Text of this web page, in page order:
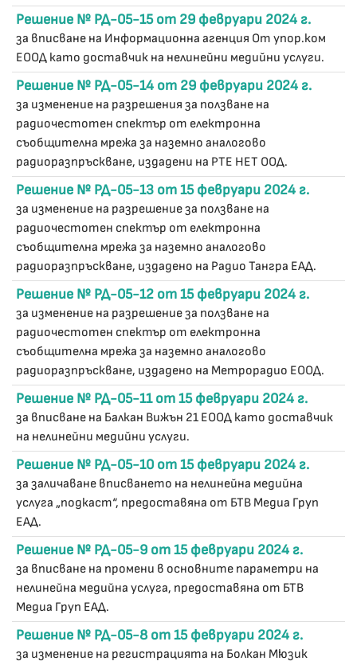
Решение № РД-05-15 от 29 февруари 2024 г.
за вписване на Информационна агенция От упор.ком
ЕООД като доставчик на нелинейни медийни услуги.
Решение № РД-05-14 от 29 февруари 2024 г.
за изменение на разрешения за ползване на
радиочестотен спектър от електронна
съобщителна мрежа за наземно аналогово
радиоразпръскване, издадени на РТЕ НЕТ ООД.
Решение № РД-05-13 от 15 февруари 2024 г.
за изменение на разрешение за ползване на
радиочестотен спектър от електронна
съобщителна мрежа за наземно аналогово
радиоразпръскване, издадено на Радио Тангра ЕАД.
Решение № РД-05-12 от 15 февруари 2024 г.
за изменение на разрешение за ползване на
радиочестотен спектър от електронна
съобщителна мрежа за наземно аналогово
радиоразпръскване, издадено на Метрорадио ЕООД.
Решение № РД-05-11 от 15 февруари 2024 г.
за вписване на Балкан Вижън 21 ЕООД като доставчик
на нелинейни медийни услуги.
Решение № РД-05-10 от 15 февруари 2024 г.
за заличаване вписването на нелинейна медийна
услуга „подкаст“, предоставяна от БТВ Медиа Груп
ЕАД.
Решение № РД-05-9 от 15 февруари 2024 г.
за вписване на промени в основните параметри на
нелинейна медийна услуга, предоставяна от БТВ
Медиа Груп ЕАД.
Решение № РД-05-8 от 15 февруари 2024 г.
за изменение на регистрацията на Болкан Мюзик